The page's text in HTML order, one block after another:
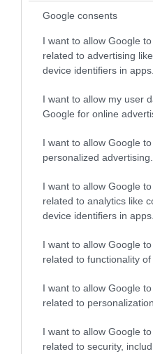
Google consents
I want to allow Google
related to advertising
device identifiers in apps.
I want to allow my user
Google for online
I want to allow Google
personalized advertising.
I want to allow Google
related to analytics like
device identifiers in apps.
I want to allow Google
related to functionality
I want to allow Google
related to personalization.
I want to allow Google
related to security,
➤ Super League:
στο… 7-7 – Σε
➤ Αλαφούζος για
γήπεδο της Αθήνας»
➤ Παναθηναϊκός: Τα 8
ακριβότερο διαζύγιο
τζετ του Αλαφούζου και
➤ Παναθηναϊκός: Πάει
➤ Αλαφούζος: Αποκάλυψε
βοηθήσει με εκατομμύρια